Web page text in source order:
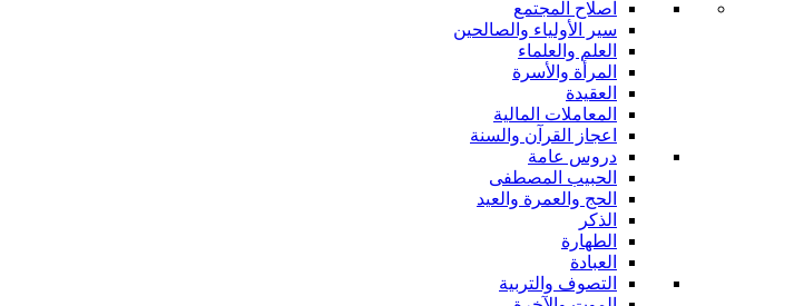
اصلاح المجتمع
سير الأولياء والصالحين
العلم والعلماء
المرأة والأسرة
العقيدة
المعاملات المالية
اعجاز القرآن والسنة
دروس عامة
الحبيب المصطفى
الحج والعمرة والعيد
الذكر
الطهارة
العبادة
التصوف والتربية